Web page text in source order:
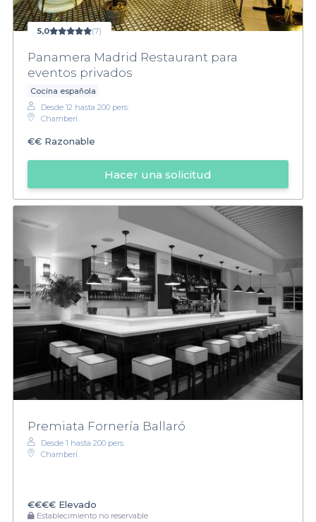
5,0 (7)
Panamera Madrid Restaurant para
eventos privados
Cocina española
Desde 12 hasta 200 pers.
Chamberí
€€ Razonable
Hacer una solicitud
Premiata Fornería Ballaró
Desde 1 hasta 200 pers.
Chamberí
€€€€ Elevado
Establecimiento no reservable